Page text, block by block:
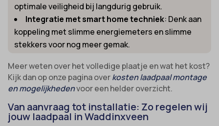
optimale veiligheid bij langdurig gebruik.
Integratie met smart home techniek: Denk aan
koppeling met slimme energiemeters en slimme
stekkers voor nog meer gemak.
Meer weten over het volledige plaatje en wat het kost?
Kijk dan op onze pagina overkosten laadpaal montage
en mogelijkhedenvoor een helder overzicht.
Van aanvraag tot installatie: Zo regelen wij
jouw laadpaal in Waddinxveen